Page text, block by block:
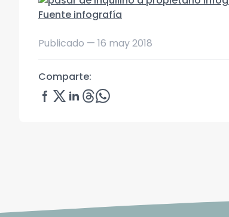
Fuente infografía
Publicado — 16 may 2018
Comparte: